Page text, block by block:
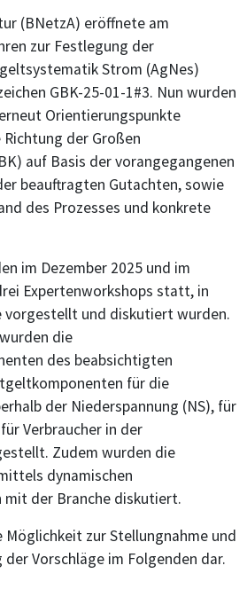
(BNetzA) eröffnete am
zur Festlegung der
Strom (AgNes)
GBK-25-01-1#3. Nun wurden
Orientierungspunkte
der Großen
auf Basis der vorangegangenen
beauftragten Gutachten, sowie
des Prozesses und konkrete
im Dezember 2025 und im
Expertenworkshops statt, in
vorgestellt und diskutiert wurden.
die
des beabsichtigten
für die
der Niederspannung (NS), für
Verbraucher in der
Zudem wurden die
dynamischen
der Branche diskutiert.
Möglichkeit zur Stellungnahme und
Vorschläge im Folgenden dar.